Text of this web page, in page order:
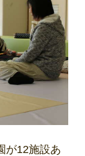
が12施設あ